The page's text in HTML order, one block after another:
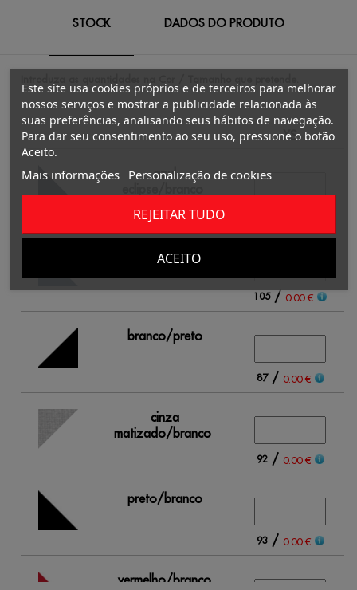
STOCK DADOS DO PRODUTO
XS
azul
eclipse/branco
azul real/branco
105/ 0.00 €
branco/preto
87/ 0.00 €
cinza
matizado/branco
92/ 0.00 €
preto/branco
93/ 0.00 €
vermelho/branco
Este site usa cookies próprios e de terceiros para melhorar
nossos serviços e mostrar a publicidade relacionada às
suas preferências, analisando seus hábitos de navegação.
Para dar seu consentimento ao seu uso, pressione o botão
Aceito.
Mais informações Personalização de cookies
REJEITAR TUDO
ACEITO